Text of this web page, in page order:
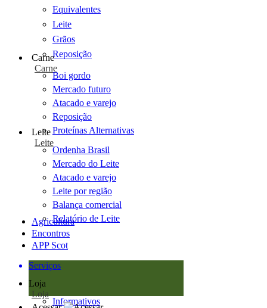
Equivalentes
Leite
Grãos
Reposição
Carne
Carne
Boi gordo
Mercado futuro
Atacado e varejo
Reposição
Proteínas Alternativas
Leite
Leite
Ordenha Brasil
Mercado do Leite
Atacado e varejo
Leite por região
Balança comercial
Relatório de Leite
Agricultura
Encontros
APP Scot
Serviços
Loja
Loja
Informativos